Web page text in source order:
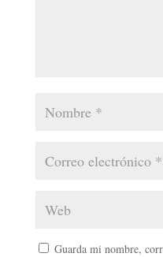
Guarda mi nombre,